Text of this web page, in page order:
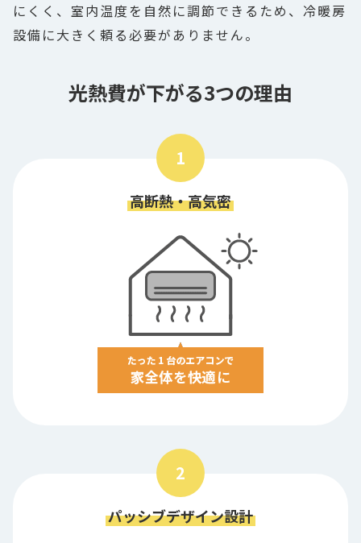
にくく、室内温度を自然に調節できるため、冷暖房
設備に大きく頼る必要がありません。
光熱費が下がる3つの理由
1
高断熱・高気密
2
パッシブデザイン設計